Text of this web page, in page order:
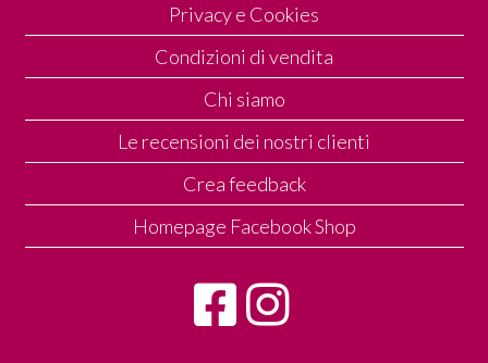
Privacy e Cookies
Condizioni di vendita
Chi siamo
Le recensioni dei nostri clienti
Crea feedback
Homepage Facebook Shop